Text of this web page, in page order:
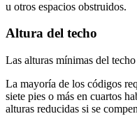
u otros espacios obstruidos.
Altura del techo
Las alturas mínimas del
La mayoría de los códigos
siete pies o más en cuartos
alturas reducidas si se